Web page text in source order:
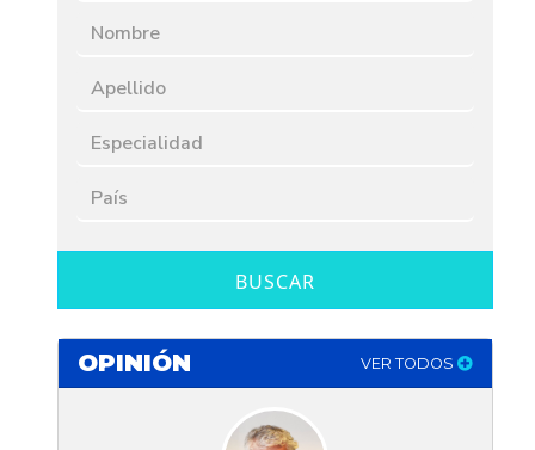
BUSCAR
OPINIÓN VER TODOS